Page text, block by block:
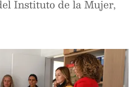
Instituto de la Mujer,